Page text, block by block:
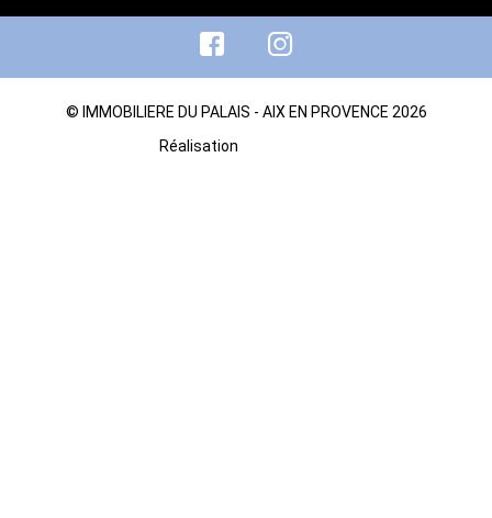
© IMMOBILIERE DU PALAIS - AIX EN PROVENCE 2026
Réalisation